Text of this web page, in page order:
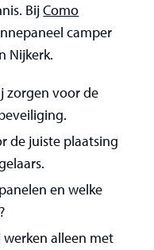
BijComo
camper
Nijkerk.
zorgen voor de
de juiste plaatsing
en welke
werken alleen met